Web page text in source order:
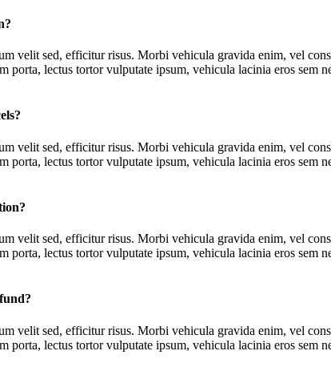
velit sed, efficitur risus. Morbi vehicula gravida enim, vel
porta, lectus tortor vulputate ipsum, vehicula lacinia eros sem
velit sed, efficitur risus. Morbi vehicula gravida enim, vel
porta, lectus tortor vulputate ipsum, vehicula lacinia eros sem
velit sed, efficitur risus. Morbi vehicula gravida enim, vel
porta, lectus tortor vulputate ipsum, vehicula lacinia eros sem
velit sed, efficitur risus. Morbi vehicula gravida enim, vel
porta, lectus tortor vulputate ipsum, vehicula lacinia eros sem